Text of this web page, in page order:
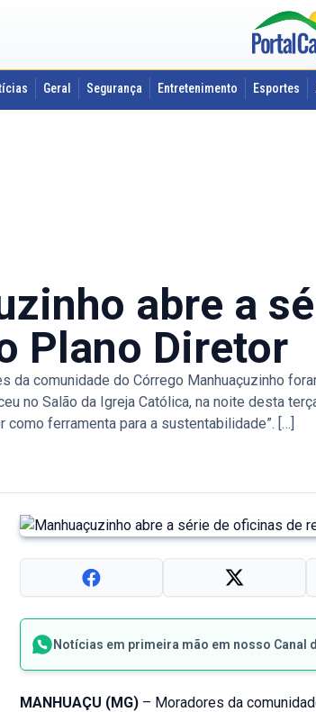
Geral Segurança Entretenimento Esportes
abre a
Plano Diretor
da comunidade do Córrego Manhuaçuzinho
no Salão da Igreja Católica, na noite desta
como ferramenta para a sustentabilidade”. […]
Notícias em primeira mão em nosso Canal
MANHUAÇU (MG) – Moradores da